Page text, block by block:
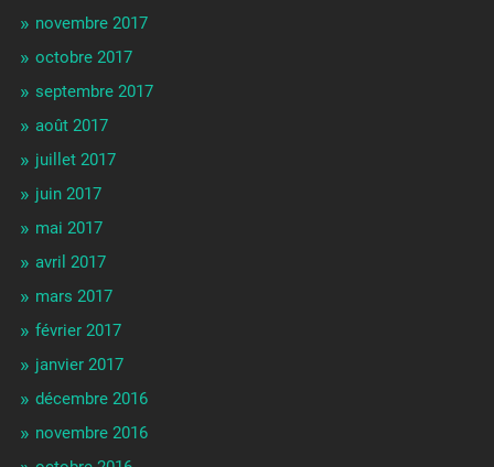
novembre 2017
octobre 2017
septembre 2017
août 2017
juillet 2017
juin 2017
mai 2017
avril 2017
mars 2017
février 2017
janvier 2017
décembre 2016
novembre 2016